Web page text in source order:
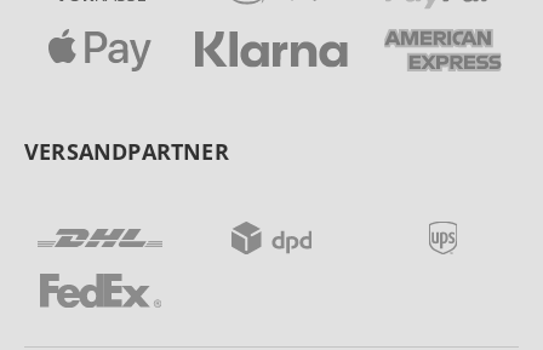
VERSANDPARTNER